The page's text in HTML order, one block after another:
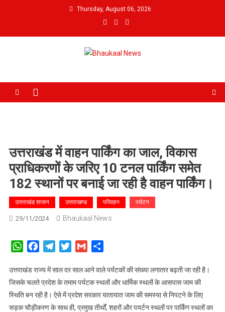
Thursday, August 06, 2026
उत्तराखंड में वाहन पार्किंग का जाल, विकास
प्राधिकरणों के जरिए 10 टनल पार्किंग समेत
182 स्थानों पर बनाई जा रही है वाहन पार्किंग।
उत्तराखंड शासन उत्तराखण्ड परिवहन पर्यटन
29/11/2024 Bhaukaal News
WhatsAppFacebookTelegramTwitterGmail
उत्तराखंड राज्य में साल दर साल आने वाले पर्यटकों की संख्या लगातार बढ़ती जा रही है।
जिसके चलते प्रदेश के तमाम पर्यटक स्थलों और धार्मिक स्थलों के आसपास जाम की
स्थिति बन रही है। ऐसे में प्रदेश सरकार यातायात जाम की समस्या से निपटने के लिए
सड़क चौड़ीकरण के साथ ही, प्रमुख तीर्थों, शहरों और पयर्टन स्थलों पर पार्किंग स्थलों का